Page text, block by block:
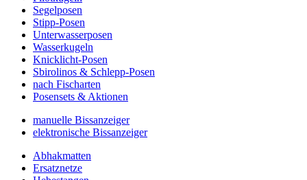
Segelposen
Stipp-Posen
Unterwasserposen
Wasserkugeln
Knicklicht-Posen
Sbirolinos & Schlepp-Posen
nach Fischarten
Posensets & Aktionen
manuelle Bissanzeiger
elektronische Bissanzeiger
Abhakmatten
Ersatznetze